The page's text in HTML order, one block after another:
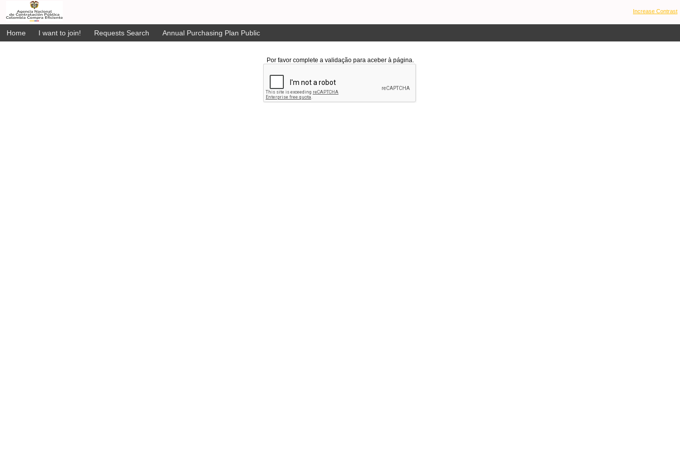
Increase Contrast
Home I want to join! Requests Search Annual Purchasing Plan Public
Por favor complete a validação para aceber à página.